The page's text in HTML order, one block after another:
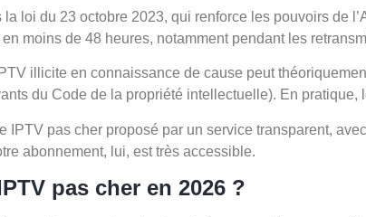
loi du 23 octobre 2023, qui renforce les pouvoirs de
moins de 48 heures, notamment pendant les
illicite en connaissance de cause peut
du Code de la propriété intellectuelle). En
IPTV pas cher proposé par un service transparent,
abonnement, lui, est très accessible.
pas cher en 2026 ?